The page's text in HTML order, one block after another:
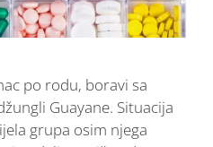
po rodu, boravi sa
Guayane. Situacija
grupa osim njega